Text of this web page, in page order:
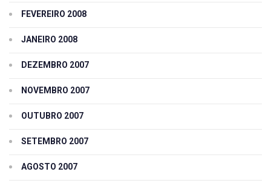
FEVEREIRO 2008
JANEIRO 2008
DEZEMBRO 2007
NOVEMBRO 2007
OUTUBRO 2007
SETEMBRO 2007
AGOSTO 2007